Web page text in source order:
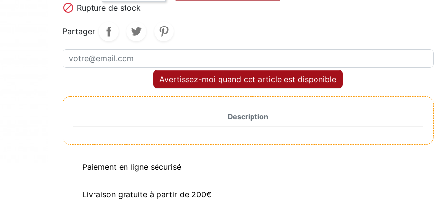
 Rupture de stock
Partager
Avertissez-moi quand cet article est disponible
Description
Paiement en ligne sécurisé
Livraison gratuite à partir de 200€